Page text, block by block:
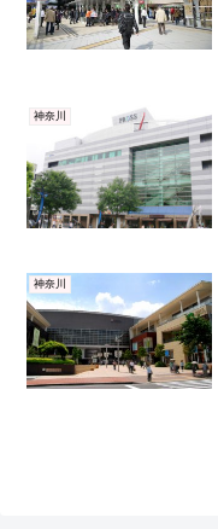
神奈川
神奈川